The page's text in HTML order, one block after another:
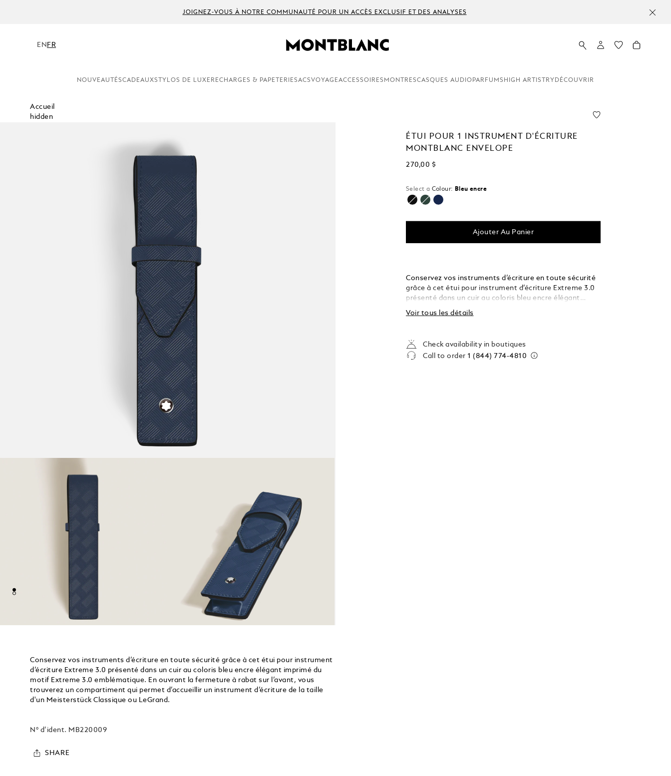
JOIGNEZ-VOUS À NOTRE COMMUNAUTÉ POUR UN ACCÈS EXCLUSIF ET DES ANALYSES
EN FR
NOUVEAUTÉSCADEAUXSTYLOS DE LUXE RECHARGES & PAPETERIESACSVOYAGEACCESSOIRES MONTRESCASQUES AUDIO PARFUMS HIGH ARTISTRY DÉCOUVRIR
Accueil
hidden
ÉTUI POUR 1 INSTRUMENT D'ÉCRITURE
MONTBLANC ENVELOPE
270,00 $
Select a Colour: Bleu encre
sélectionné
Ajouter Au Panier
Conservez vos instruments d’écriture en toute sécurité
grâce à cet étui pour instrument d’écriture Extreme 3.0
présenté dans un cuir au coloris bleu encre élégant
imprimé du motif Extreme 3.0 emblématique. En
ouvrant la fermeture à rabat sur l’avant, vous trouverez
d’écriture de la taille d'un Meisterstück Classique ou
LeGrand.
Voir tous les détails
Check availability in boutiques
Call to order 1 (844) 774-4810
Conservez vos instruments d’écriture en toute sécurité grâce à cet étui pour instrument
d’écriture Extreme 3.0 présenté dans un cuir au coloris bleu encre élégant imprimé du
motif Extreme 3.0 emblématique. En ouvrant la fermeture à rabat sur l’avant, vous
trouverez un compartiment qui permet d’accueillir un instrument d’écriture de la taille
d'un Meisterstück Classique ou LeGrand.
N° d’ident. MB220009
SHARE